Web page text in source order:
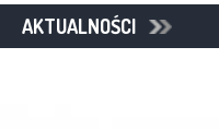
AKTUALNOŚCI